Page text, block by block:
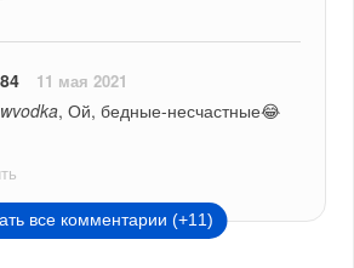
11 мая 2021
, Ой, бедные-несчастные😂
все комментарии (+11)